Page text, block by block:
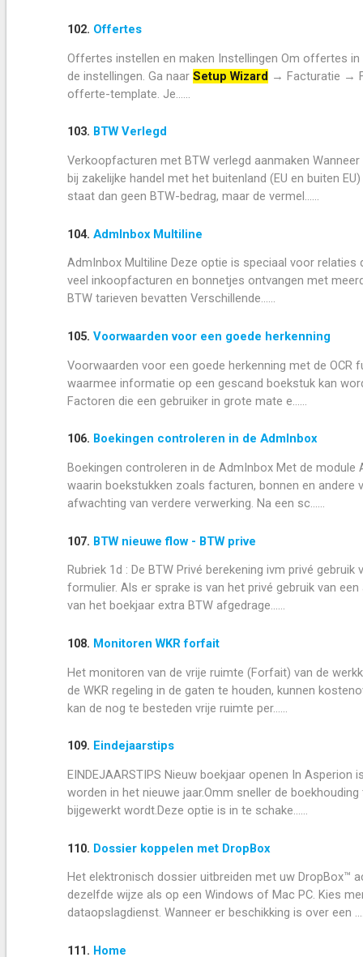
102. Offertes
Offertes instellen en maken Instellingen Om offertes
de instellingen. Ga naar Setup Wizard → Facturatie →
offerte-template. Je......
103. BTW Verlegd
Verkoopfacturen met BTW verlegd aanmaken
bij zakelijke handel met het buitenland (EU en buiten
staat dan geen BTW-bedrag, maar de vermel......
104. AdmInbox Multiline
AdmInbox Multiline Deze optie is speciaal voor
veel inkoopfacturen en bonnetjes ontvangen met
BTW tarieven bevatten Verschillende......
105. Voorwaarden voor een goede herkenning
Voorwaarden voor een goede herkenning met de
waarmee informatie op een gescand boekstuk kan
Factoren die een gebruiker in grote mate e......
106. Boekingen controleren in de AdmInbox
Boekingen controleren in de AdmInbox Met de
waarin boekstukken zoals facturen, bonnen en
afwachting van verdere verwerking. Na een sc......
107. BTW nieuwe flow - BTW prive
Rubriek 1d : De BTW Privé berekening ivm privé
formulier. Als er sprake is van het privé gebruik van
van het boekjaar extra BTW afgedrage......
108. Monitoren WKR forfait
Het monitoren van de vrije ruimte (Forfait) van de
de WKR regeling in de gaten te houden, kunnen
kan de nog te besteden vrije ruimte per......
109. Eindejaarstips
EINDEJAARSTIPS Nieuw boekjaar openen In
worden in het nieuwe jaar.Omm sneller de
bijgewerkt wordt.Deze optie is in te schake......
110. Dossier koppelen met DropBox
Het elektronisch dossier uitbreiden met uw DropBox™
dezelfde wijze als op een Windows of Mac PC. Kies
dataopslagdienst. Wanneer er beschikking is over een
111. Home